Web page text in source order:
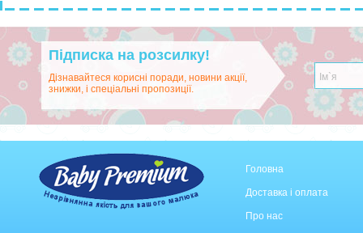
Підписка на розсилку!
Дізнавайтеся корисні поради, новини акції,
знижки, і спеціальні пропозиції.
Головна
Доставка і оплата
Про нас